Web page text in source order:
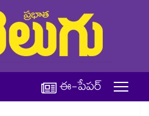
ఈ-పేపర్